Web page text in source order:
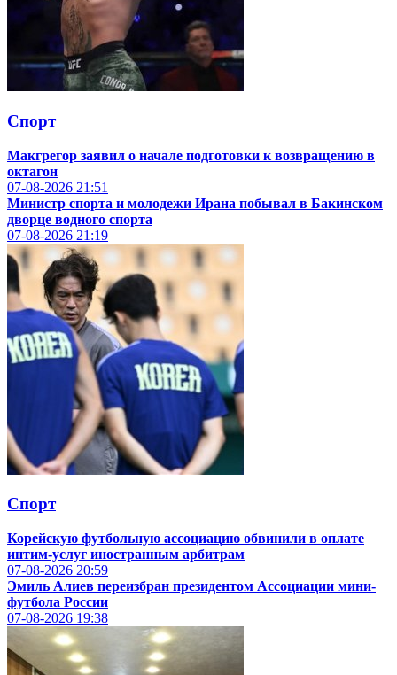
Спорт
Макгрегор заявил о начале подготовки к возвращению в
октагон
07-08-2026 21:51
Министр спорта и молодежи Ирана побывал в Бакинском
дворце водного спорта
07-08-2026 21:19
Спорт
Корейскую футбольную ассоциацию обвинили в оплате
интим-услуг иностранным арбитрам
07-08-2026 20:59
Эмиль Алиев переизбран президентом Ассоциации мини-
футбола России
07-08-2026 19:38